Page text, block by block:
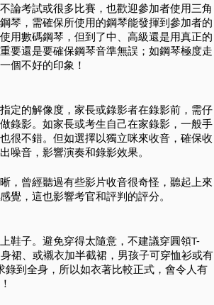
論考試或很多比賽，也歡迎參加者使用三角
琴，需確保所使用的鋼琴能發揮到參加者的
用數碼鋼琴，但到了中、高級還是用真正的
要還是要確保鋼琴音準無誤；如鋼琴極度走
個不好的印象！
定的解像度，家長或錄影者在錄影前，需仔
錄影。如家長或考生自己在家錄影，一般手
很不錯。但如選擇以獨立咪來收音，確保收
噪音，影響演奏和錄影效果。
，曾經聽過有些影片收音很奇怪，聽起上來
覺，這也影響考官和評判的評分。
鞋子。避免穿得太隨意，不建議穿圓領T-
裙、或襯衣加半截裙，男孩子可穿恤衫或有
到全身，所以如衣著比較正式，會令人有